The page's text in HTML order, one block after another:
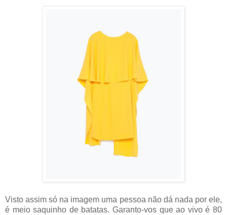
Visto assim só na imagem uma pessoa não dá nada por ele,
é meio saquinho de batatas. Garanto-vos que ao vivo é 80